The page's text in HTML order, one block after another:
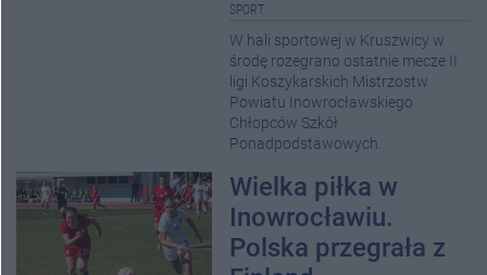
SPORT
W hali sportowej w Kruszwicy w
środę rozegrano ostatnie mecze II
ligi Koszykarskich Mistrzostw
Powiatu Inowrocławskiego
Chłopców Szkół
Ponadpodstawowych.
Wielka piłka w
Inowrocławiu.
Polska przegrała z